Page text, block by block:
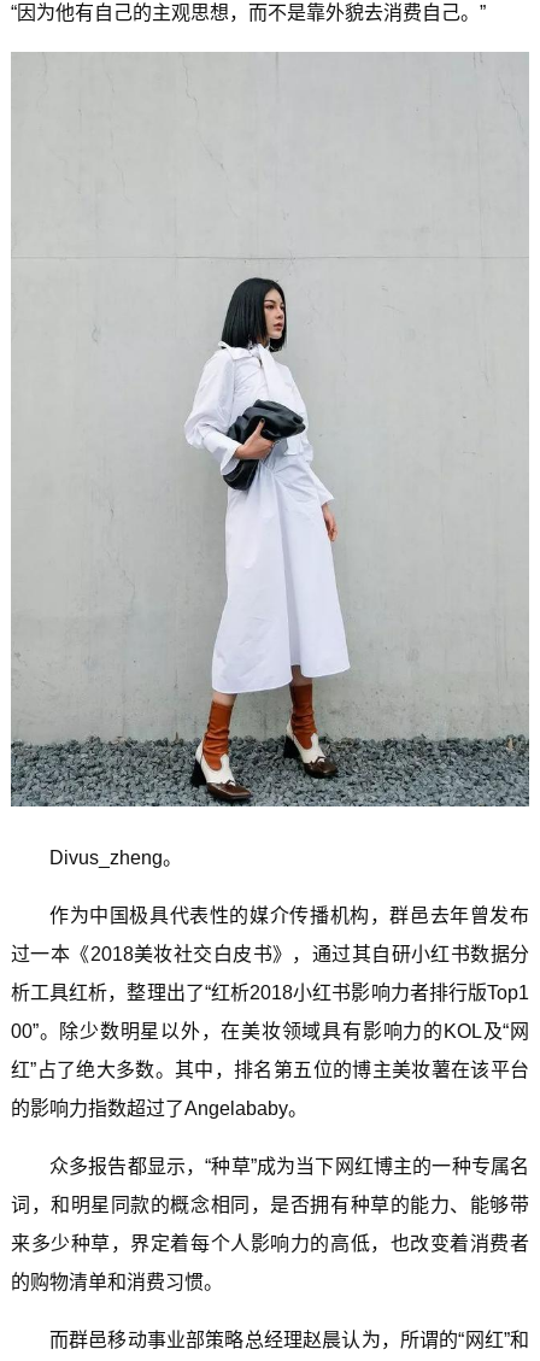
“因为他有自己的主观思想，而不是靠外貌去消费自己。”
Divus_zheng。
作为中国极具代表性的媒介传播机构，群邑去年曾发布
过一本《2018美妆社交白皮书》，通过其自研小红书数据分
析工具红析，整理出了“红析2018小红书影响力者排行版Top1
00”。除少数明星以外，在美妆领域具有影响力的KOL及“网
红”占了绝大多数。其中，排名第五位的博主美妆薯在该平台
的影响力指数超过了Angelababy。
众多报告都显示，“种草”成为当下网红博主的一种专属名
词，和明星同款的概念相同，是否拥有种草的能力、能够带
来多少种草，界定着每个人影响力的高低，也改变着消费者
的购物清单和消费习惯。
而群邑移动事业部策略总经理赵晨认为，所谓的“网红”和